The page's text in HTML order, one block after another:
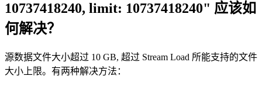
10737418240, limit: 10737418240" 应该如
何解决？
源数据文件大小超过 10 GB, 超过 Stream Load 所能支持的文件
大小上限。有两种解决方法：